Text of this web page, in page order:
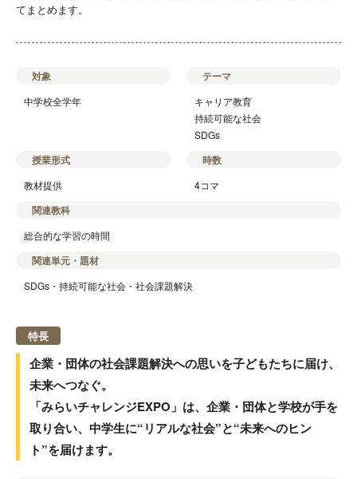
てまとめます。
対象
中学校全学年
テーマ
キャリア教育
持続可能な社会
SDGs
授業形式
教材提供
時数
4コマ
関連教科
総合的な学習の時間
関連単元・題材
SDGs・持続可能な社会・社会課題解決
特長
企業・団体の社会課題解決への思いを子どもたちに届け、
未来へつなぐ。
「みらいチャレンジEXPO」は、企業・団体と学校が手を
取り合い、中学生に“リアルな社会”と“未来へのヒン
ト”を届けます。